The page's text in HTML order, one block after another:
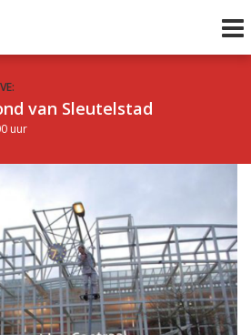
van Sleutelstad
uur
uur 1 van 0 Volgend uur